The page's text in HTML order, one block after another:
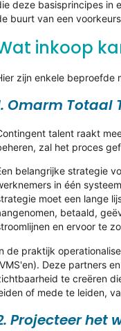
deze basisprincipes in
buurt van een
inkoop
zijn enkele beproefde
Omarm
talent raakt
zal het proces
belangrijke strategie
in één
moet een lange
betaald,
en ervoor te
de praktijk
Deze partners
te creëren
of mede te leiden,
Projecteer het